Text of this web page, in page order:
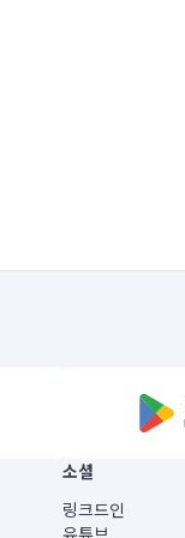
소셜
링크드인
유튜브